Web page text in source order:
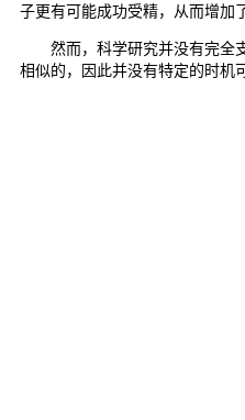
子更有可能成功受精，从而增加
然而，科学研究并没有完全支
相似的，因此并没有特定的时机